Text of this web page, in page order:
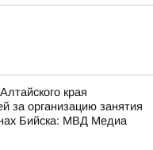
края
за организацию занятия
Бийска: МВД Медиа